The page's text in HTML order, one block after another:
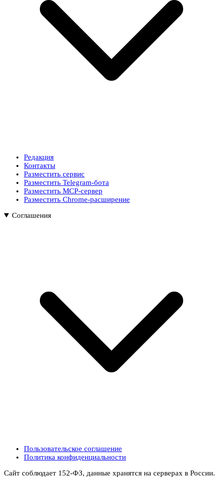
Редакция
Контакты
Разместить сервис
Разместить Telegram-бота
Разместить MCP-сервер
Разместить Chrome-расширение
Соглашения
Пользовательское соглашение
Политика конфиденциальности
Сайт соблюдает 152-ФЗ, данные хранятся на серверах в России.